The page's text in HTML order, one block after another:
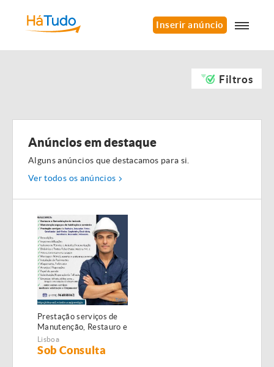
Inserir anúncio
Filtros
Anúncios em destaque
Alguns anúncios que destacamos para si.
Ver todos os anúncios
Prestação serviços de
Manutenção, Restauro e
Remodelação de
imóveis!
Lisboa
Sob Consulta